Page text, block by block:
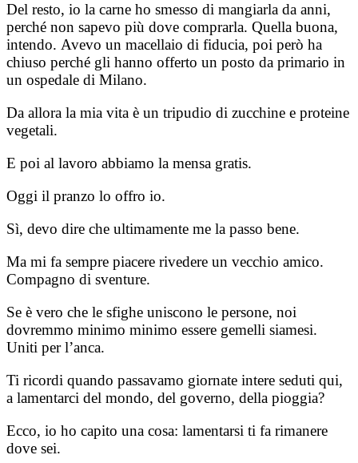
Del resto, io la carne ho smesso di mangiarla da anni,
perché non sapevo più dove comprarla. Quella buona,
intendo. Avevo un macellaio di fiducia, poi però ha
chiuso perché gli hanno offerto un posto da primario in
un ospedale di Milano.
Da allora la mia vita è un tripudio di zucchine e proteine
vegetali.
E poi al lavoro abbiamo la mensa gratis.
Oggi il pranzo lo offro io.
Sì, devo dire che ultimamente me la passo bene.
Ma mi fa sempre piacere rivedere un vecchio amico.
Compagno di sventure.
Se è vero che le sfighe uniscono le persone, noi
dovremmo minimo minimo essere gemelli siamesi.
Uniti per l’anca.
Ti ricordi quando passavamo giornate intere seduti qui,
a lamentarci del mondo, del governo, della pioggia?
Ecco, io ho capito una cosa: lamentarsi ti fa rimanere
dove sei.